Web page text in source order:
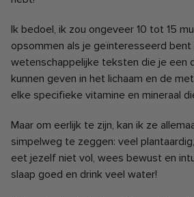
Ik bedoel, ik zou ongeveer 10 tot 15
opsommen als je geïnteresseerd
wetenschappelijke teksten die je een
kunnen geven in het lichaam en de
elke specifieke vitamine en mineraal
Maar om eerlijk te zijn, kan ik ze
simpelweg te zeggen: veel
eet jezelf niet vol, wees bewust en
slaap goed en drink veel water!